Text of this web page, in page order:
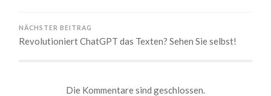
NÄCHSTER BEITRAG
Revolutioniert ChatGPT das Texten? Sehen Sie selbst!
Die Kommentare sind geschlossen.